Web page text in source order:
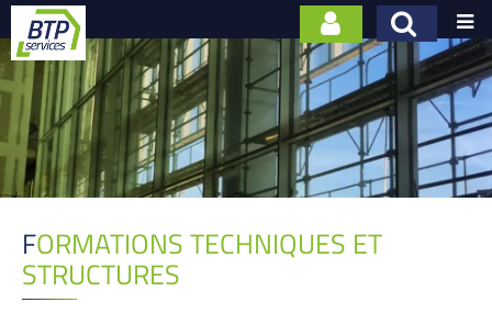

FORMATIONS TECHNIQUES ET
STRUCTURES